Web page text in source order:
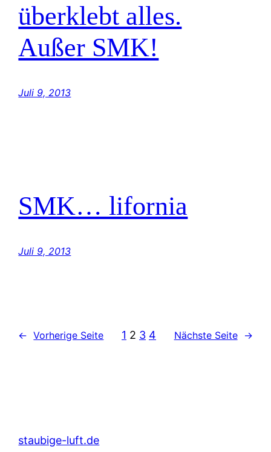
überklebt alles.
Außer SMK!
Juli 9, 2013
SMK… lifornia
Juli 9, 2013
← Vorherige Seite 1 2 3 4 Nächste Seite →
staubige-luft.de